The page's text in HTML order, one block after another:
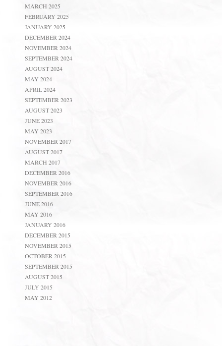
MARCH 2025
FEBRUARY 2025
JANUARY 2025
DECEMBER 2024
NOVEMBER 2024
SEPTEMBER 2024
AUGUST 2024
MAY 2024
APRIL 2024
SEPTEMBER 2023
AUGUST 2023
JUNE 2023
MAY 2023
NOVEMBER 2017
AUGUST 2017
MARCH 2017
DECEMBER 2016
NOVEMBER 2016
SEPTEMBER 2016
JUNE 2016
MAY 2016
JANUARY 2016
DECEMBER 2015
NOVEMBER 2015
OCTOBER 2015
SEPTEMBER 2015
AUGUST 2015
JULY 2015
MAY 2012